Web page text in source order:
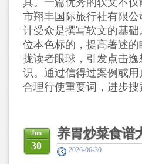
具。一篇优秀的软文不
市翔丰国际旅行社有限
计受众是撰写软文的基
位本色标的，提高著述
拢读者眼球，引发点击
识。通过信得过案例或
合理行使重要词，进步
养胃炒菜食谱
Jun
30 2026-06-30